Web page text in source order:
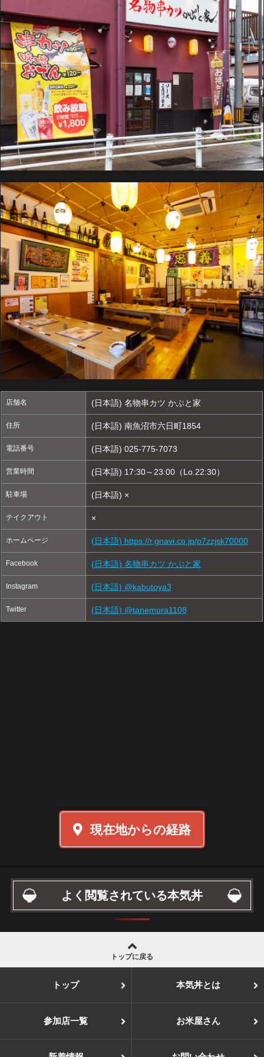
店舗名 (日本語) 名物串カツ かぶと家
住所 (日本語) 南魚沼市六日町1854
電話番号 (日本語) 025-775-7073
営業時間 (日本語) 17:30～23:00（Lo.22:30）
駐車場 (日本語) ×
テイクアウト ×
ホームページ (日本語) https://r.gnavi.co.jp/p7zzjsk70000
Facebook (日本語) 名物串カツ かぶと家
Instagram (日本語) @kabutoya3
Twitter (日本語) @tanemura1108
現在地からの経路
よく閲覧されている本気丼
トップに戻る
トップ 本気丼とは
参加店一覧 お米屋さん